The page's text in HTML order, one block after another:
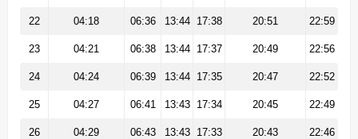
22 04:18 06:36 13:44 17:38 20:51 22:59
23 04:21 06:38 13:44 17:37 20:49 22:56
24 04:24 06:39 13:44 17:35 20:47 22:52
25 04:27 06:41 13:43 17:34 20:45 22:49
26 04:29 06:43 13:43 17:33 20:43 22:46